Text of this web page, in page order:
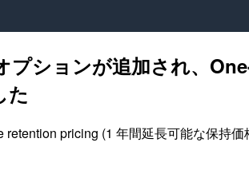
ションが追加され、
た
pricing (1 年間延長可能な保持